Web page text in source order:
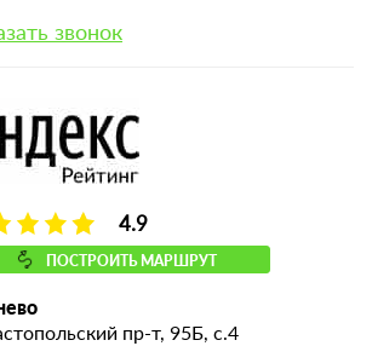
звонок
4.9
ПОСТРОИТЬ МАРШРУТ
пр-т, 95Б, с.4